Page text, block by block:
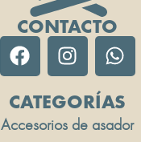
CONTACTO
CATEGORÍAS
Accesorios de asador